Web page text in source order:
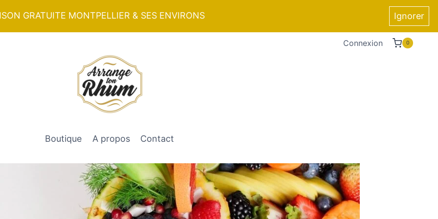
GRATUITE MONTPELLIER & SES ENVIRONS Ignorer
Connexion 0
Boutique A propos Contact